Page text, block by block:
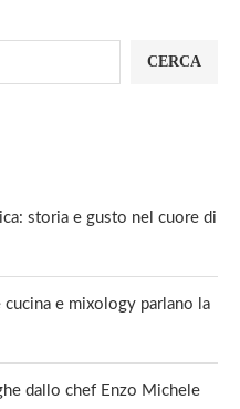
CERCA
storia e gusto nel cuore di
cucina e mixology parlano la
dallo chef Enzo Michele